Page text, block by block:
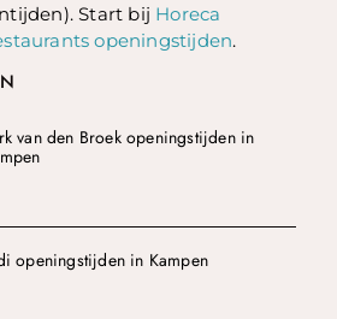
Start bij Horeca
openingstijden.
van den Broek openingstijden in
openingstijden in Kampen